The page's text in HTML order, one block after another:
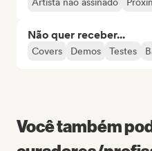
Não quer receber...
Covers Demos Testes
Você também